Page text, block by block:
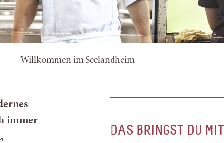
Willkommen im Seelandheim
immer
DAS BRINGST DU MIT